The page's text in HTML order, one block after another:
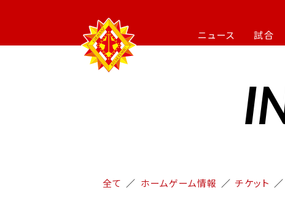
ニュース 試合
全て ホームゲーム情報 チケット